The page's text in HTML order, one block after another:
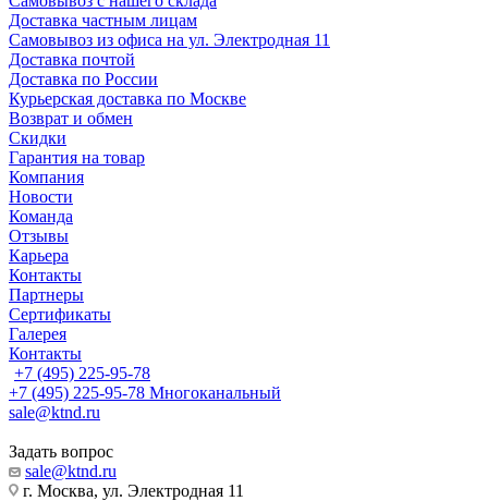
Доставка частным лицам
Самовывоз из офиса на ул. Электродная 11
Доставка почтой
Доставка по России
Курьерская доставка по Москве
Возврат и обмен
Скидки
Гарантия на товар
Компания
Новости
Команда
Отзывы
Карьера
Контакты
Партнеры
Сертификаты
Галерея
Контакты
+7 (495) 225-95-78
+7 (495) 225-95-78 Многоканальный
sale@ktnd.ru
Задать вопрос
sale@ktnd.ru
г. Москва, ул. Электродная 11